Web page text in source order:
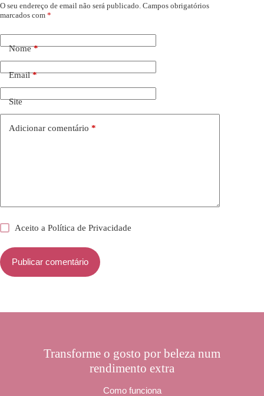
O seu endereço de email não será publicado. Campos obrigatórios
marcados com *
Nome*
Email*
Site
Adicionar comentário *
Aceito aPolítica de Privacidade
Publicar comentário
Transforme o gosto por beleza num
rendimento extra
Como funciona